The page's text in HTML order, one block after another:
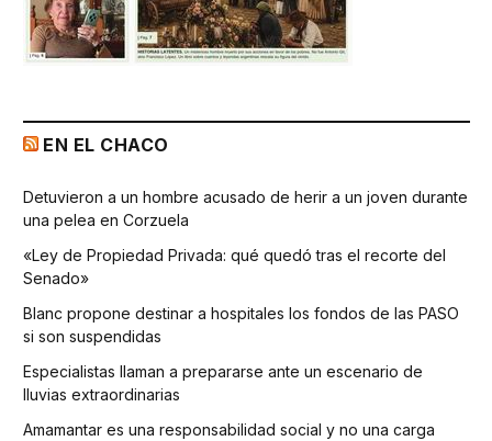
EN EL CHACO
Detuvieron a un hombre acusado de herir a un joven durante
una pelea en Corzuela
«Ley de Propiedad Privada: qué quedó tras el recorte del
Senado»
Blanc propone destinar a hospitales los fondos de las PASO
si son suspendidas
Especialistas llaman a prepararse ante un escenario de
lluvias extraordinarias
Amamantar es una responsabilidad social y no una carga